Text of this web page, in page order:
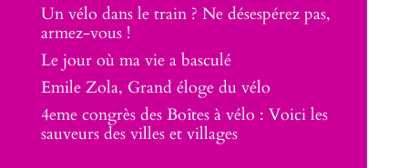
Un vélo dans le train ? Ne désespérez pas,
armez-vous !
Le jour où ma vie a basculé
Emile Zola, Grand éloge du vélo
4eme congrès des Boîtes à vélo : Voici les
sauveurs des villes et villages